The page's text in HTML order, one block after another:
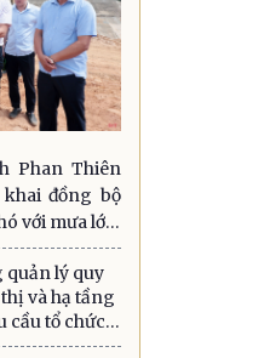
Phan Thiên
đồng bộ
với mưa lớn,
gió mạnh trên
quản lý quy
và hạ tầng
cầu tổ chức
hai cấp